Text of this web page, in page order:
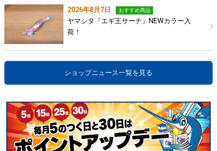
2026年8月7日 おすすめ商品
ヤマシタ『エギ王サーチ』NEWカラー入
荷！
ショップニュース一覧を見る